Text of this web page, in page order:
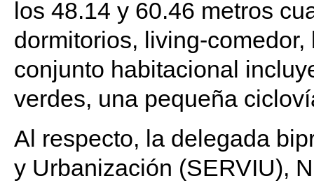
los 48.14 y 60.46 metros
dormitorios, living-
conjunto habitacional
verdes, una pequeña
Al respecto, la delegada
y Urbanización (SERVIU),